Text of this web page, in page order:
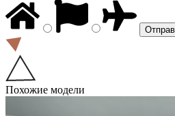
Похожие модели